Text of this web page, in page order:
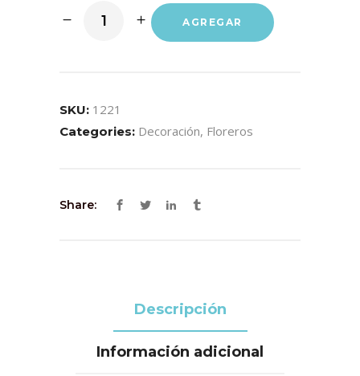
AGREGAR
SKU: 1221
Categories: Decoración, Floreros
Share:
Descripción
Información adicional